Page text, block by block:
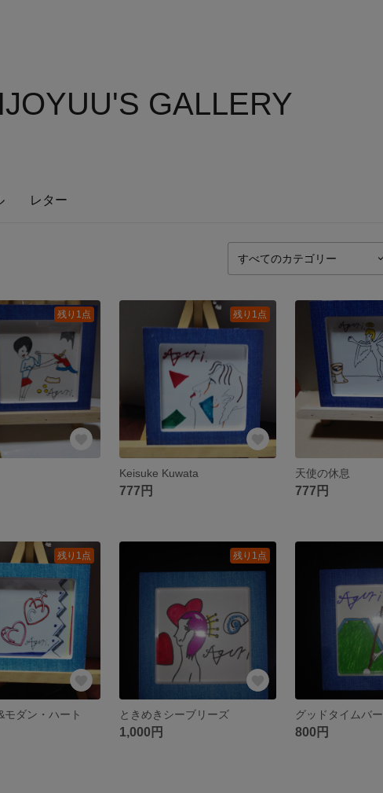
GALLERY
レター
残り1点 残り1点
Keisuke Kuwata
777円
天使の休息
777円
残り1点
モダン・ハート
残り1点
ときめきシーブリーズ
1,000円
グッドタイムバー
800円